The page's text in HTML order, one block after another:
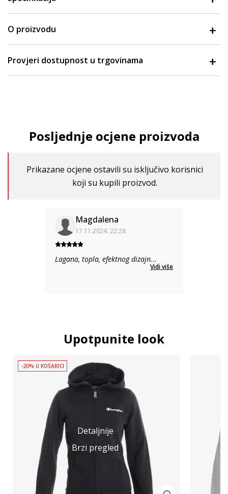
O proizvodu
Provjeri dostupnost u trgovinama
Posljednje ocjene proizvoda
Prikazane ocjene ostavili su isključivo korisnici
koji su kupili proizvod.
Magdalena
17.11.2024. 22:28
Lagana, topla, efektnog dizajn...
Vidi više
Upotpunite look
Detaljnije
Brzi pregled
-20% U KOŠARICI